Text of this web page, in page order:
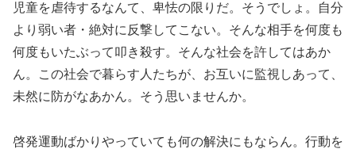
児童を虐待するなんて、卑怯の限りだ。そうでしょ。自分
より弱い者・絶対に反撃してこない。そんな相手を何度も
何度もいたぶって叩き殺す。そんな社会を許してはあか
ん。この社会で暮らす人たちが、お互いに監視しあって、
未然に防がなあかん。そう思いませんか。
啓発運動ばかりやっていても何の解決にもならん。行動を